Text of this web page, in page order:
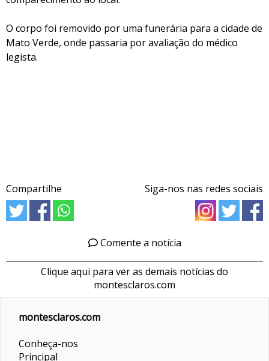
O corpo foi removido por uma funerária para a cidade de
Mato Verde, onde passaria por avaliação do médico
legista.
Compartilhe Siga-nos nas redes sociais
Comente a notícia
Clique aqui para ver as demais notícias do
montesclaros.com
montesclaros.com
Conheça-nos
Principal